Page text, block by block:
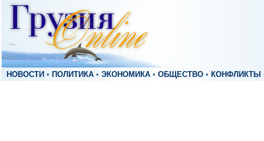
НОВОСТИ • ПОЛИТИКА • ЭКОНОМИКА • ОБЩЕСТВО • КОНФЛИКТЫ